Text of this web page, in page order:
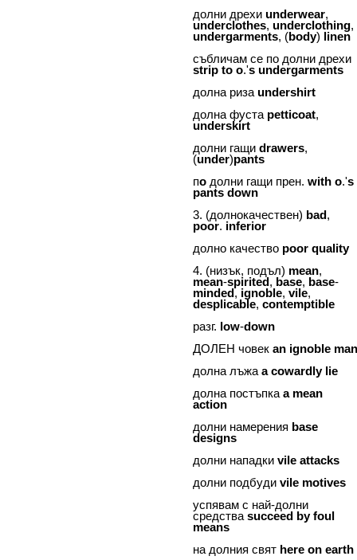
долни дрехи underwear,
underclothes, underclothing,
undergarments, (body)
linen
събличам се по долни дрехи
strip to o.'s undergarments
долна риза undershirt
долна фуста petticoat,
underskirt
долни гащиdrawers,
(under)pants
пo долни гащи прен.with o.'s
pants down
3. (долнокачествен) bad,
poor. inferior
долно качество poor quality
4. (низък, подъл) mean,
mean-spirited, base, base-
minded, ignoble,vile,
desplicable,contemptible
разг. low-down
ДОЛЕН човекan ignoble
долна лъжаa cowardly lie
долна постъпкаa mean
action
долни намерения base
designs
долни нападкиvile attacks
долни подбудиvile motives
успявам с най-долни
средстваsucceed by foul
means
на долния свят here on earth